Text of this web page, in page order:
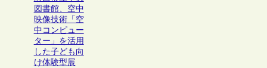
図書館、空中
映像技術「空
中コンピュー
ター」を活用
した子ども向
け体験型展